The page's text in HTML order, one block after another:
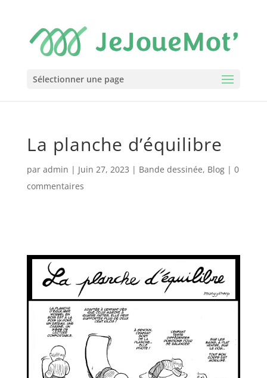
Sélectionner une page
La planche d’équilibre
par admin | Juin 27, 2023 | Bande dessinée, Blog| 0
commentaires